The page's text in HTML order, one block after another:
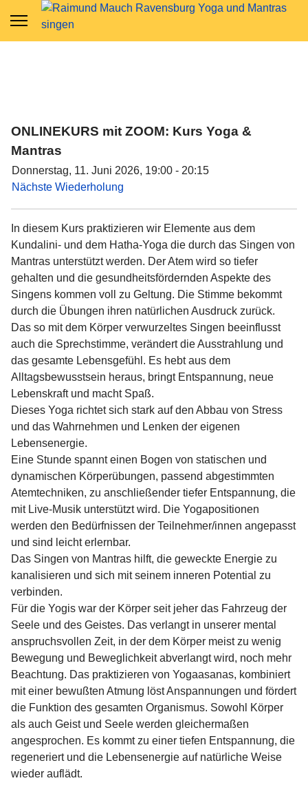
ONLINEKURS mit ZOOM: Kurs Yoga &
Mantras
Donnerstag, 11. Juni 2026, 19:00 - 20:15
Nächste Wiederholung
In diesem Kurs praktizieren wir Elemente aus dem
Kundalini- und dem Hatha-Yoga die durch das Singen von
Mantras unterstützt werden. Der Atem wird so tiefer
gehalten und die gesundheitsfördernden Aspekte des
Singens kommen voll zu Geltung. Die Stimme bekommt
durch die Übungen ihren natürlichen Ausdruck zurück.
Das so mit dem Körper verwurzeltes Singen beeinflusst
auch die Sprechstimme, verändert die Ausstrahlung und
das gesamte Lebensgefühl. Es hebt aus dem
Alltagsbewusstsein heraus, bringt Entspannung, neue
Lebenskraft und macht Spaß.
Dieses Yoga richtet sich stark auf den Abbau von Stress
und das Wahrnehmen und Lenken der eigenen
Lebensenergie.
Eine Stunde spannt einen Bogen von statischen und
dynamischen Körperübungen, passend abgestimmten
Atemtechniken, zu anschließender tiefer Entspannung, die
mit Live-Musik unterstützt wird. Die Yogapositionen
werden den Bedürfnissen der Teilnehmer/innen angepasst
und sind leicht erlernbar.
Das Singen von Mantras hilft, die geweckte Energie zu
kanalisieren und sich mit seinem inneren Potential zu
verbinden.
Für die Yogis war der Körper seit jeher das Fahrzeug der
Seele und des Geistes. Das verlangt in unserer mental
anspruchsvollen Zeit, in der dem Körper meist zu wenig
Bewegung und Beweglichkeit abverlangt wird, noch mehr
Beachtung. Das praktizieren von Yogaasanas, kombiniert
mit einer bewußten Atmung löst Anspannungen und fördert
die Funktion des gesamten Organismus. Sowohl Körper
als auch Geist und Seele werden gleichermaßen
angesprochen. Es kommt zu einer tiefen Entspannung, die
regeneriert und die Lebensenergie auf natürliche Weise
wieder auflädt.